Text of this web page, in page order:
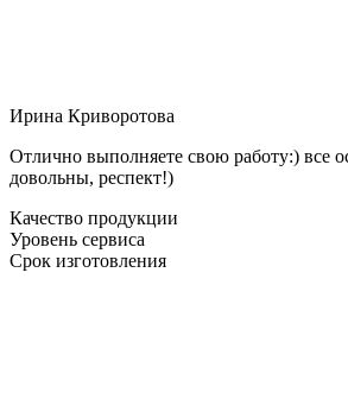
Ирина Криворотова
Отлично выполняете свою работу:) все
довольны, респект!)
Качество продукции
Уровень сервиса
Срок изготовления